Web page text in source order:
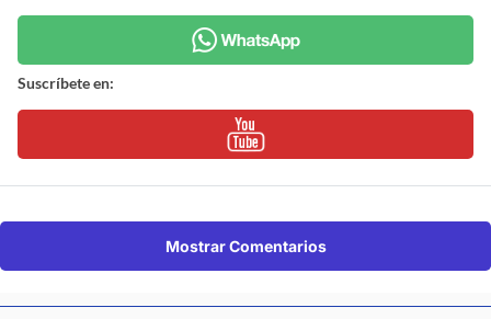
Suscríbete en:
Mostrar Comentarios